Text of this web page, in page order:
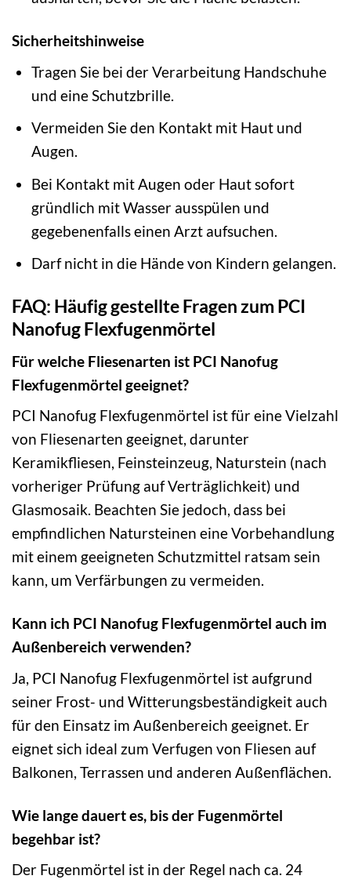
Sicherheitshinweise
Tragen Sie bei der Verarbeitung Handschuhe
und eine Schutzbrille.
Vermeiden Sie den Kontakt mit Haut und
Augen.
Bei Kontakt mit Augen oder Haut sofort
gründlich mit Wasser ausspülen und
gegebenenfalls einen Arzt aufsuchen.
Darf nicht in die Hände von Kindern gelangen.
FAQ: Häufig gestellte Fragen zum PCI
Nanofug Flexfugenmörtel
Für welche Fliesenarten ist PCI Nanofug
Flexfugenmörtel geeignet?
PCI Nanofug Flexfugenmörtel ist für eine Vielzahl
von Fliesenarten geeignet, darunter
Keramikfliesen, Feinsteinzeug, Naturstein (nach
vorheriger Prüfung auf Verträglichkeit) und
Glasmosaik. Beachten Sie jedoch, dass bei
empfindlichen Natursteinen eine Vorbehandlung
mit einem geeigneten Schutzmittel ratsam sein
kann, um Verfärbungen zu vermeiden.
Kann ich PCI Nanofug Flexfugenmörtel auch im
Außenbereich verwenden?
Ja, PCI Nanofug Flexfugenmörtel ist aufgrund
seiner Frost- und Witterungsbeständigkeit auch
für den Einsatz im Außenbereich geeignet. Er
eignet sich ideal zum Verfugen von Fliesen auf
Balkonen, Terrassen und anderen Außenflächen.
Wie lange dauert es, bis der Fugenmörtel
begehbar ist?
Der Fugenmörtel ist in der Regel nach ca. 24